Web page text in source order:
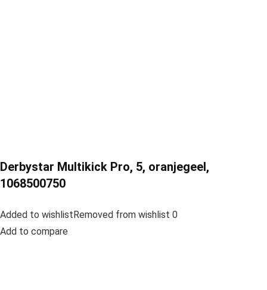
Derbystar Multikick Pro, 5, oranjegeel,
1068500750
Added to wishlistRemoved from wishlist 0
Add to compare